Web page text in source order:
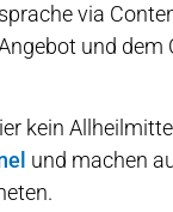
via
und dem
kein
und machen